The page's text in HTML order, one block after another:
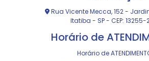
Rua Vicente Mecca, 152 -
Itatiba - SP - CEP: 13255-
Horário de
Horário de